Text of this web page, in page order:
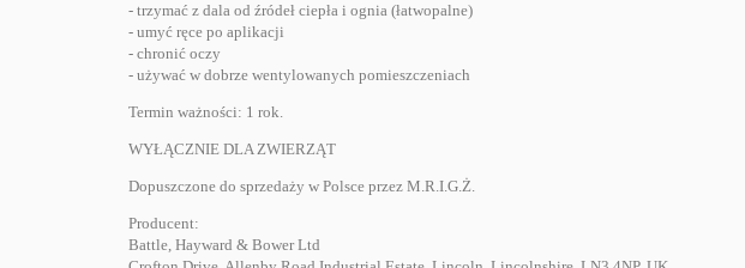
- trzymać z dala od źródeł ciepła i ognia (łatwopalne)
- umyć ręce po aplikacji
- chronić oczy
- używać w dobrze wentylowanych pomieszczeniach
Termin ważności: 1 rok.
WYŁĄCZNIE DLA ZWIERZĄT
Dopuszczone do sprzedaży w Polsce przez M.R.I.G.Ż.
Producent:
Battle, Hayward & Bower Ltd